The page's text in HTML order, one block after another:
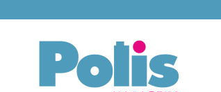
Polis
Magazino